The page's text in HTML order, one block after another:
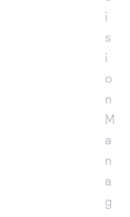
i
s
i
o
n
M
a
n
a
g